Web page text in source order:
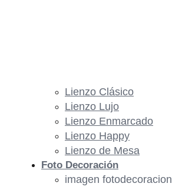
Lienzo Clásico
Lienzo Lujo
Lienzo Enmarcado
Lienzo Happy
Lienzo de Mesa
Foto Decoración
imagen fotodecoracion